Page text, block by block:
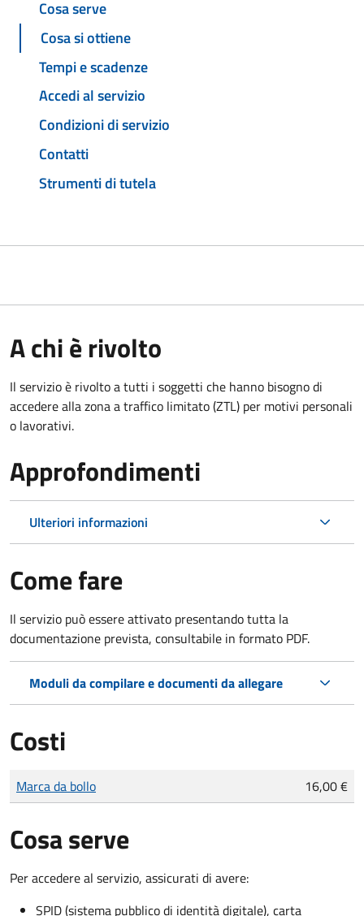
Cosa serve
Cosa si ottiene
Tempi e scadenze
Accedi al servizio
Condizioni di servizio
Contatti
Strumenti di tutela
A chi è rivolto
Il servizio è rivolto a tutti i soggetti che hanno bisogno di
accedere alla zona a traffico limitato (ZTL) per motivi personali
o lavorativi.
Approfondimenti
Ulteriori informazioni
Come fare
Il servizio può essere attivato presentando tutta la
documentazione prevista, consultabile in formato PDF.
Moduli da compilare e documenti da allegare
Costi
Tipo di pagamento
Importo
Marca da bollo 16,00 €
Cosa serve
Per accedere al servizio, assicurati di avere:
SPID (sistema pubblico di identità digitale), carta